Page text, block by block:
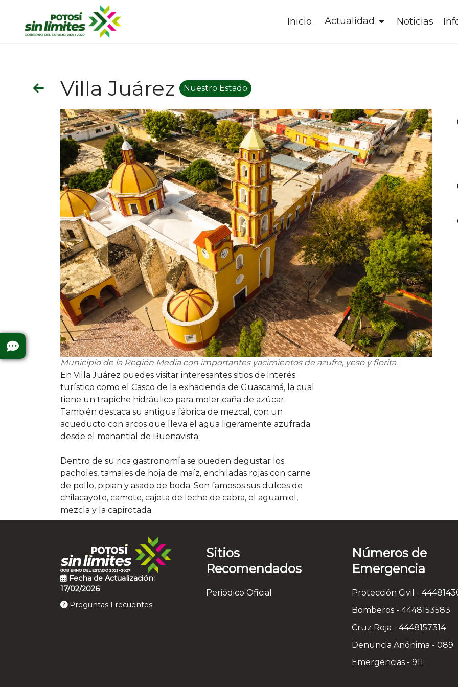
Inicio Actualidad Noticias
Villa Juárez Nuestro Estado
Municipio de la Región Media con importantes yacimientos de azufre, yeso y florita.
En Villa Juárez puedes visitar interesantes sitios de interés
turístico como el Casco de la exhacienda de Guascamá, la cual
tiene un trapiche hidráulico para moler caña de azúcar.
También destaca su antigua fábrica de mezcal, con un
acueducto con arcos que lleva el agua ligeramente azufrada
desde el manantial de Buenavista.
Dentro de su rica gastronomía se pueden degustar los
pacholes, tamales de hoja de maíz, enchiladas rojas con carne
de pollo, pipian y asado de boda. Son famosos sus dulces de
chilacayote, camote, cajeta de leche de cabra, el aguamiel,
mezcla y la capirotada.
Fecha de Actualización:
17/02/2026
Preguntas Frecuentes
Sitios
Recomendados
Periódico Oficial
Números de
Emergencia
Protección Civil -
Bomberos - 4448153583
Cruz Roja - 4448157314
Denuncia Anónima - 089
Emergencias - 911